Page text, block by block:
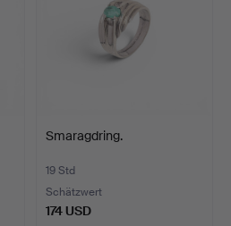
Smaragdring.
19 Std
Schätzwert
174 USD